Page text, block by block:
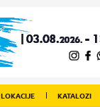
LOKACIJE KATALOZI